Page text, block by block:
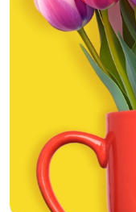
Твоя Пятница